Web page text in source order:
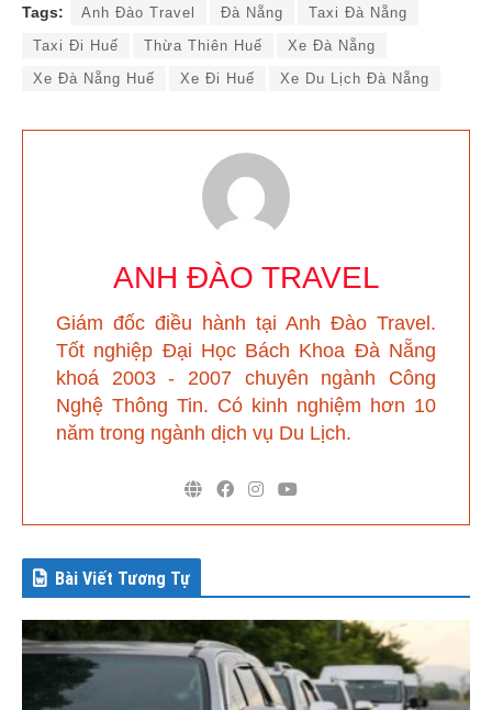
Tags: Anh Đào Travel Đà Nẵng
Taxi Đà Nẵng
Taxi Đi Huế
Thừa Thiên Huế
Xe Đà Nẵng
Xe Đà Nẵng Huế
Xe Đi Huế Xe Du Lịch Đà Nẵng
ANH ĐÀO TRAVEL
Giám đốc điều hành tại Anh Đào Travel.
Tốt nghiệp Đại Học Bách Khoa Đà Nẵng
khoá 2003 - 2007 chuyên ngành Công
Nghệ Thông Tin. Có kinh nghiệm hơn 10
năm trong ngành dịch vụ Du Lịch.
Bài Viết Tương Tự